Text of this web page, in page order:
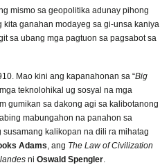
mismo sa geopolitika adunay pihong
ganahan modayeg sa gi-unsa kaniya
sa ubang mga pagtuon sa pagsabot sa
Mao kini ang kapanahonan sa “Big
teknolohikal ug sosyal na mga
gumikan sa dakong agi sa kalibotanong
mabungahon na panahon sa
kalikopan na dili ra mihatag
Adams , ang The Law of Civilization
ni Oswald Spengler